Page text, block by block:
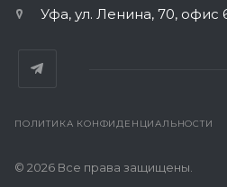
Уфа, ул. Ленина, 70, офис
ПОЛИТИКА КОНФИДЕНЦИАЛЬНОСТИ
© 2026 Все права защищены.